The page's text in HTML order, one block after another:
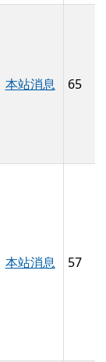
本站消息 65
本站消息 57